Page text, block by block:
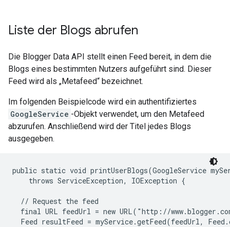
Liste der Blogs abrufen
Die Blogger Data API stellt einen Feed bereit, in dem die
Blogs eines bestimmten Nutzers aufgeführt sind. Dieser
Feed wird als „Metafeed“ bezeichnet.
Im folgenden Beispielcode wird ein authentifiziertes
GoogleService -Objekt verwendet, um den Metafeed
abzurufen. Anschließend wird der Titel jedes Blogs
ausgegeben.
public static void printUserBlogs(GoogleService
    throws ServiceException, IOException {
  // Request the feed
final URL feedUrl = new URL("http://
Feed resultFeed = myService.getFeed(feedUrl,